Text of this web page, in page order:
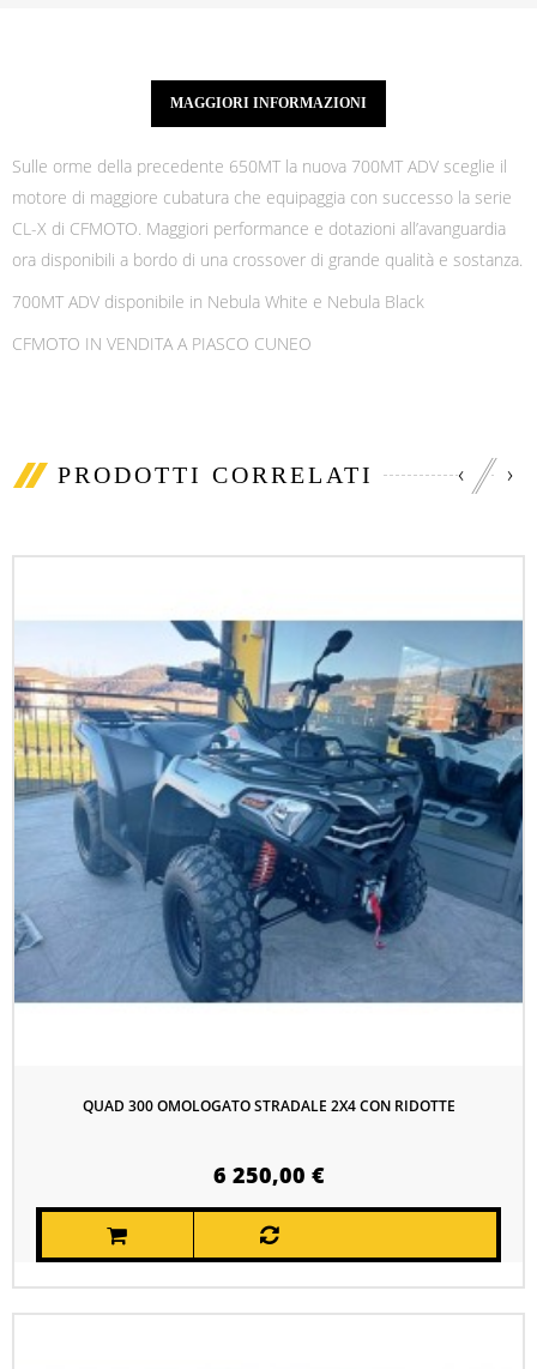
MAGGIORI INFORMAZIONI
Sulle orme della precedente 650MT la nuova 700MT ADV sceglie il
motore di maggiore cubatura che equipaggia con successo la serie
CL-X di CFMOTO. Maggiori performance e dotazioni all’avanguardia
ora disponibili a bordo di una crossover di grande qualità e sostanza.
700MT ADV disponibile in Nebula White e Nebula Black
CFMOTO IN VENDITA A PIASCO CUNEO
PRODOTTI CORRELATI ‹ ›
QUAD 300 OMOLOGATO STRADALE 2X4 CON RIDOTTE
6 250,00 €